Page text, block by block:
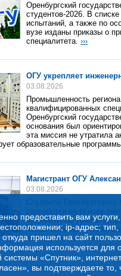
Оренбургский
студентов-2026. В
испытаний, а также по
вузе изданы приказы о
специалитета. ›››
ОГУ укрепляет
03.08.2026
Промышленность
квалифицированных
Оренбургский
основания был
эта миссия не утратила
образовательные
Магистрант ОГУ
03.08.2026
продвинутом уровне
чтобы совместно
коммерческое
предоставить вам
ip-адрес; тип,
пришел на сайт
используется для
системы «Спутник»,
вы подтверждаете